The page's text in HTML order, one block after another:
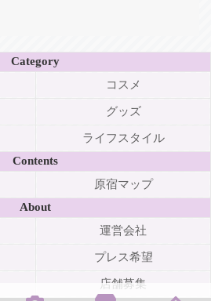
Category
コスメ
グッズ
ライフスタイル
Contents
原宿マップ
About
運営会社
プレス希望
店舗募集